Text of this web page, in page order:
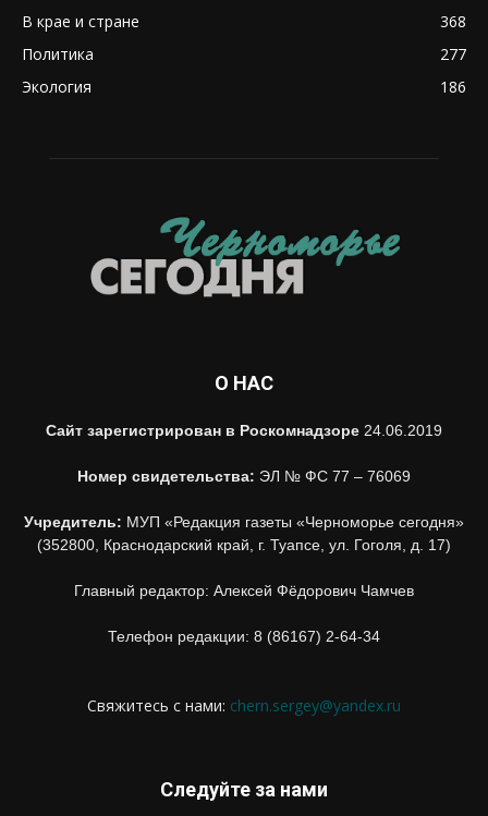
В крае и стране
368
Политика
277
Экология
186
О НАС
Сайт зарегистрирован в Роскомнадзоре 24.06.2019
Номер свидетельства: ЭЛ № ФС 77 – 76069
Учредитель: МУП «Редакция газеты «Черноморье сегодня»
(352800, Краснодарский край, г. Туапсе, ул. Гоголя, д. 17)
Главный редактор: Алексей Фёдорович Чамчев
Телефон редакции: 8 (86167) 2-64-34
Свяжитесь с нами: chern.sergey@yandex.ru
Следуйте за нами